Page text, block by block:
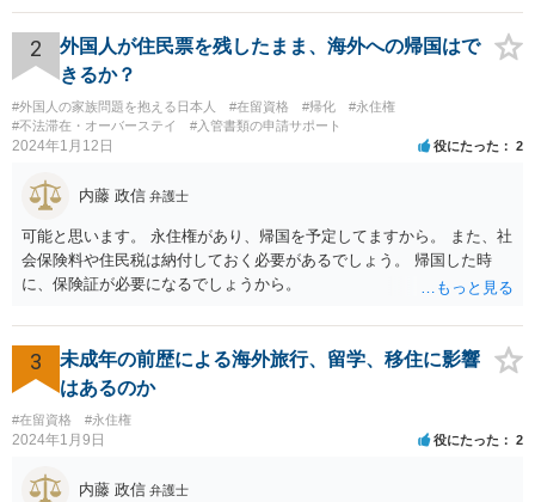
2
外国人が住民票を残したまま、海外への帰国はで
きるか？
#外国人の家族問題を抱える日本人 #在留資格 #帰化
#永住権
#不法滞在・オーバーステイ
#入管書類の申請サポート
2024年1月12日 役にたった 2
内藤 政信 弁護士
可能と思います。 永住権があり、帰国を予定してますから。 また、社
会保険料や住民税は納付しておく必要があるでしょう。 帰国した時
に、保険証が必要になるでしょうから。
3
未成年の前歴による海外旅行、留学、移住に影響
はあるのか
#在留資格 #永住権
2024年1月9日 役にたった 2
内藤 政信 弁護士